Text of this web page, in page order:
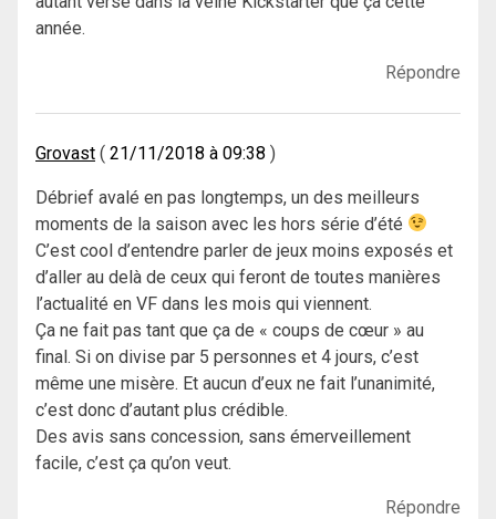
année.
Répondre
Grovast 21/11/2018 à 09:38
Débrief avalé en pas longtemps, un des meilleurs
moments de la saison avec les hors série d’été
C’est cool d’entendre parler de jeux moins exposés et
d’aller au delà de ceux qui feront de toutes manières
l’actualité en VF dans les mois qui viennent.
Ça ne fait pas tant que ça de « coups de cœur » au
final. Si on divise par 5 personnes et 4 jours, c’est
même une misère. Et aucun d’eux ne fait l’unanimité,
c’est donc d’autant plus crédible.
Des avis sans concession, sans émerveillement
facile, c’est ça qu’on veut.
Répondre